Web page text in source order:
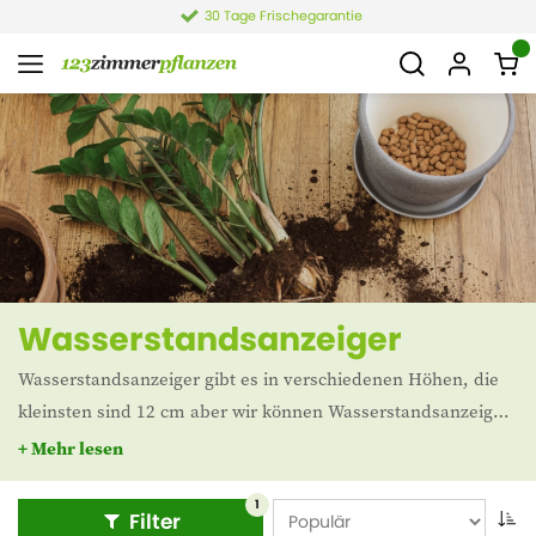
30 Tage Frischegarantie
Wasserstandsanzeiger
Wasserstandsanzeiger gibt es in verschiedenen Höhen, die
kleinsten sind 12 cm aber wir können Wasserstandsanzeiger
bis eine hohe von 120 cm liefern. Ein Wasserstandsanzeiger
ist eine Plaste Hülle mit innen drin einem Schwimmkörper
mit Peilstock. Wenn das Wasser die Unterseite des
+ Mehr lesen
Filter
1